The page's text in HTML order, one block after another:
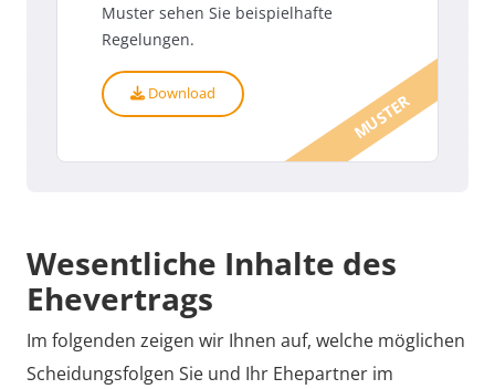
MUSTER
Muster sehen Sie beispielhafte
Regelungen.
Download
Wesentliche Inhalte des
Ehevertrags
Im folgenden zeigen wir Ihnen auf, welche möglichen
Scheidungsfolgen Sie und Ihr Ehepartner im